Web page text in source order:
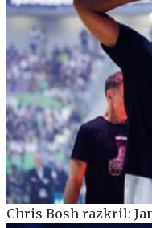
Chris Bosh razkril: